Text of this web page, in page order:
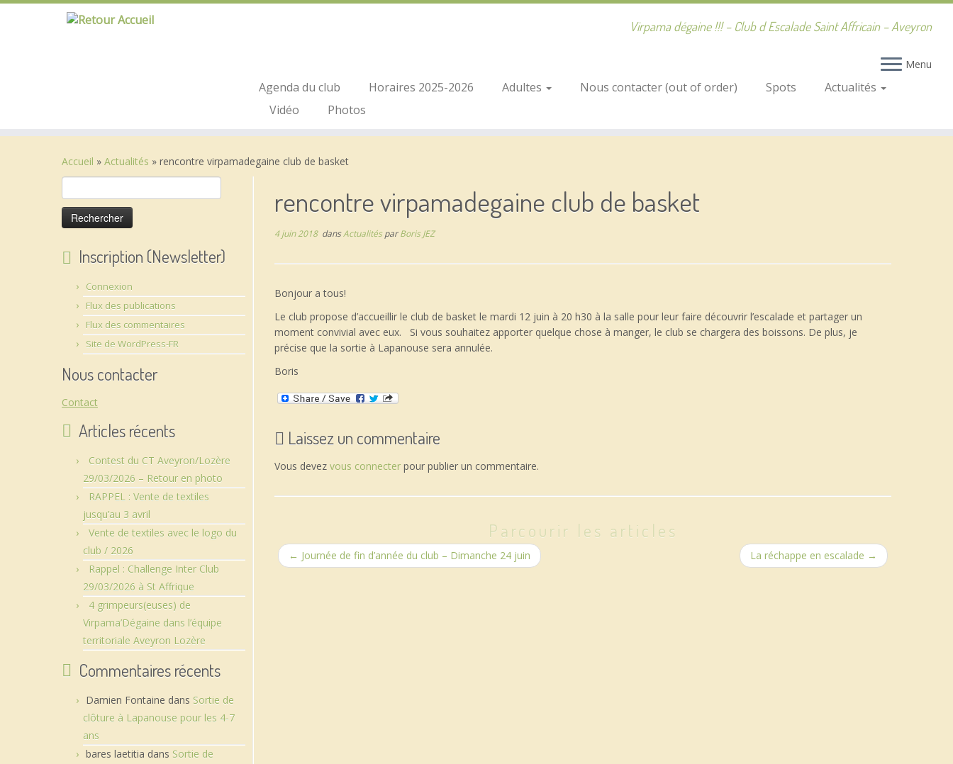
Passer
Virpama dégaine !!! – Club d Escalade Saint Affricain – Aveyron
Menu
Agenda du club Horaires 2025-2026 Adultes Nous contacter (out of order) Spots
Actualités
Vidéo
Photos
Accueil » Actualités » rencontre virpamadegaine club de basket
Rechercher :
Inscription (Newsletter)
Connexion
Flux des publications
Flux des commentaires
Site de WordPress-FR
Nous contacter
Contact
Articles récents
Contest du CT Aveyron/Lozère
29/03/2026 – Retour en photo
RAPPEL : Vente de textiles
jusqu’au 3 avril
Vente de textiles avec le logo du
club / 2026
Rappel : Challenge Inter Club
29/03/2026 à St Affrique
4 grimpeurs(euses) de
Virpama’Dégaine dans l’équipe
territoriale Aveyron Lozère
Commentaires récents
Damien Fontaine dans Sortie de
clôture à Lapanouse pour les 4-7
ans
bares laetitia dans Sortie de
rencontre virpamadegaine club de basket
4 juin 2018dansActualités parBoris JEZ
Bonjour a tous!
Le club propose d’accueillir le club de basket le mardi 12 juin à 20 h30 à la salle pour leur faire découvrir l’escalade et partager un
moment convivial avec eux. Si vous souhaitez apporter quelque chose à manger, le club se chargera des boissons. De plus, je
précise que la sortie à Lapanouse sera annulée.
Boris
Laissez un commentaire
Vous devez vous connecter pour publier un commentaire.
Parcourir les articles
← Journée de fin d’année du club – Dimanche 24 juin La réchappe en escalade →